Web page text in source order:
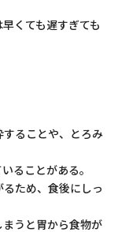
ても遅すぎても
ことや、とろみ
ることがある。
め、食後にしっ
うと胃から食物が